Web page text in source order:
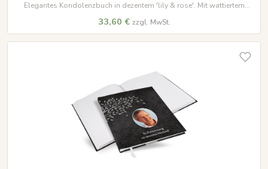
Elegantes Kondolenzbuch in dezentem 'lily & rose'. Mit wattiertem
Lesezeichenband – ein würdevoller Ort für Erinnerungen.
33,60 € zzgl. MwSt.